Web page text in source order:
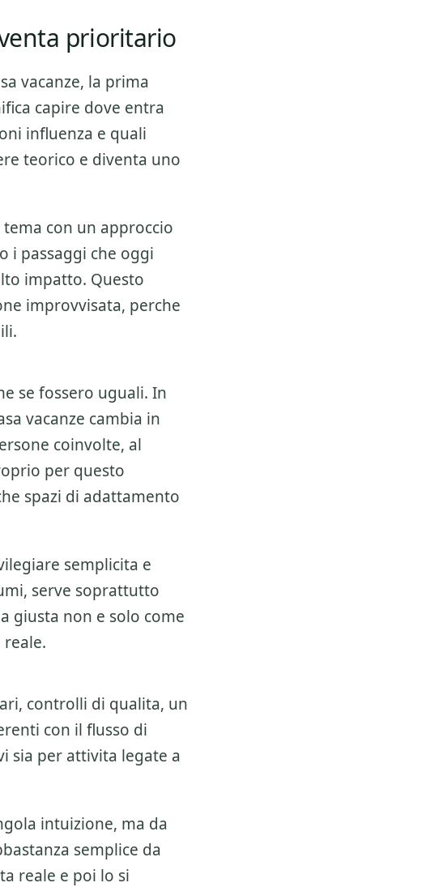
prioritario
vacanze, la prima
capire dove entra
influenza e quali
teorico e diventa uno
con un approccio
i passaggi che oggi
impatto. Questo
improvvisata, perche
se fossero uguali. In
vacanze cambia in
coinvolte, al
per questo
spazi di adattamento
semplicita e
serve soprattutto
giusta non e solo come
controlli di qualita, un
con il flusso di
sia per attivita legate a
intuizione, ma da
semplice da
reale e poi lo si